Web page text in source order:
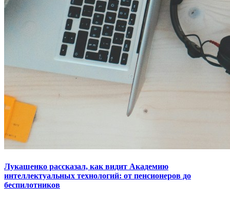
Лукашенко рассказал, как видит Академию
интеллектуальных технологий: от пенсионеров до
беспилотников